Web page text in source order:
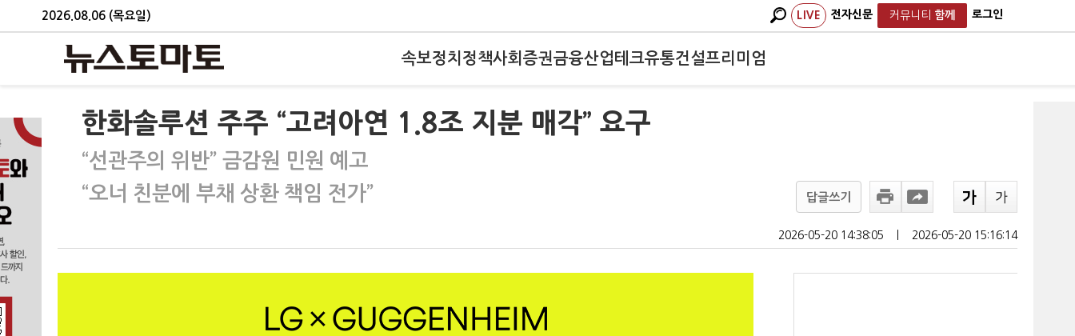
2026.08.06 (목요일) LIVE 전자신문 커뮤니티 함께 로그인
속보정치 정책사회 증권금융산업테크유통건설프리미엄
한화솔루션 주주 “고려아연 1.8조 지분 매각” 요구
“선관주의 위반” 금감원 민원 예고
“오너 친분에 부채 상환 책임 전가”
답글쓰기
2026-05-20 14:38:05 2026-05-20 15:16:14